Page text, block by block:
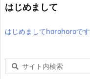
はじめまして
はじめましてhorohoroです